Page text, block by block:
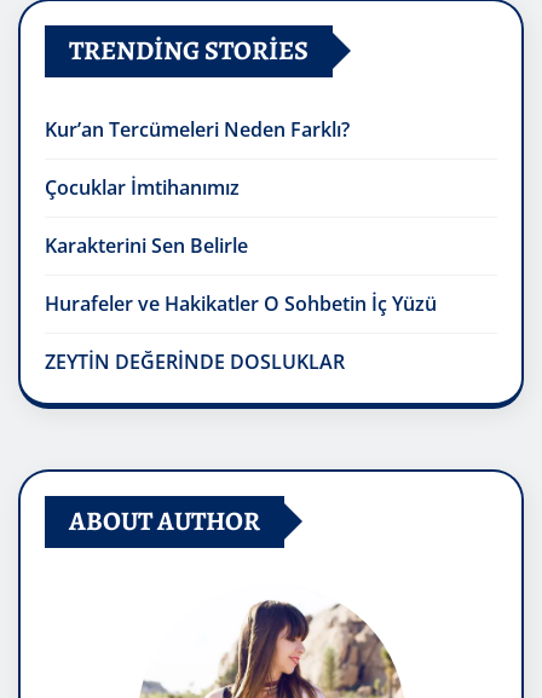
TRENDING STORIES
Kur’an Tercümeleri Neden Farklı?
Çocuklar İmtihanımız
Karakterini Sen Belirle
Hurafeler ve Hakikatler O Sohbetin İç Yüzü
ZEYTİN DEĞERİNDE DOSLUKLAR
ABOUT AUTHOR